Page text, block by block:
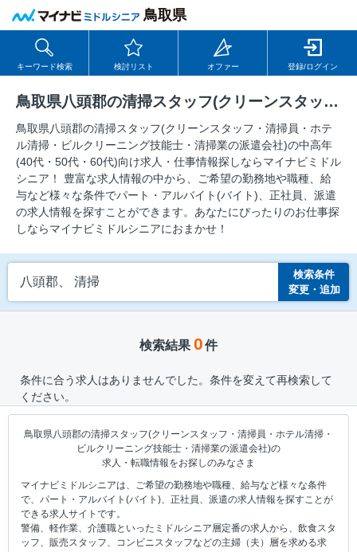
鳥取県
キーワード検索 検討リスト オファー 登録/ログイン
鳥取県八頭郡の清掃スタッフ(クリーンスタッフ・清掃員・ホテル清掃・ビルクリーニング技能士・清掃業の派遣会社)の求人
鳥取県八頭郡の清掃スタッフ(クリーンスタッフ・清掃員・ホテ
ル清掃・ビルクリーニング技能士・清掃業の派遣会社)の中⾼年
(40代・50代・60代)向け求⼈・仕事情報探しならマイナビミドル
シニア！ 豊富な求人情報の中から、ご希望の勤務地や職種、給
与など様々な条件でパート・アルバイト(バイト)、正社員、派遣
の求人情報を探すことができます。あなたにぴったりのお仕事探
しならマイナビミドルシニアにおまかせ！
八頭郡、 清掃
検索条件
変更・追加
検索結果 0件
条件に合う求人はありませんでした。条件を変えて再検索して
ください。
鳥取県八頭郡の清掃スタッフ(クリーンスタッフ・清掃員・ホテル清掃・
ビルクリーニング技能士・清掃業の派遣会社)の
求人・転職情報をお探しのみなさま
マイナビミドルシニアは、ご希望の勤務地や職種、給与など様々な条件
で、パート・アルバイト(バイト)、正社員、派遣の求人情報を探すことが
できる求人サイトです。
警備、軽作業、介護職といったミドルシニア層定番の求人から、飲食スタ
ッフ、販売スタッフ、コンビニスタッフなどの主婦（夫）層を求める求